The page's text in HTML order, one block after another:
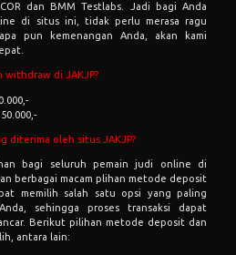
dan BMM Testlabs. Jadi bagi Anda
di situs ini, tidak perlu merasa ragu
pun kemenangan Anda, akan kami
withdraw di JAKJP?
diterima oleh situs JAKJP?
bagi seluruh pemain judi online di
berbagai macam plihan metode deposit
memilih salah satu opsi yang paling
sehingga proses transaksi dapat
Berikut pilihan metode deposit dan
antara lain: